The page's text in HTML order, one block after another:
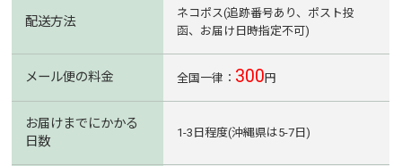
配送方法
ネコポス(追跡番号あり、ポスト投
函、お届け日時指定不可)
メール便の料金 全国一律： 300円
お届けまでにかかる
日数
1-3日程度(沖縄県は5-7日)